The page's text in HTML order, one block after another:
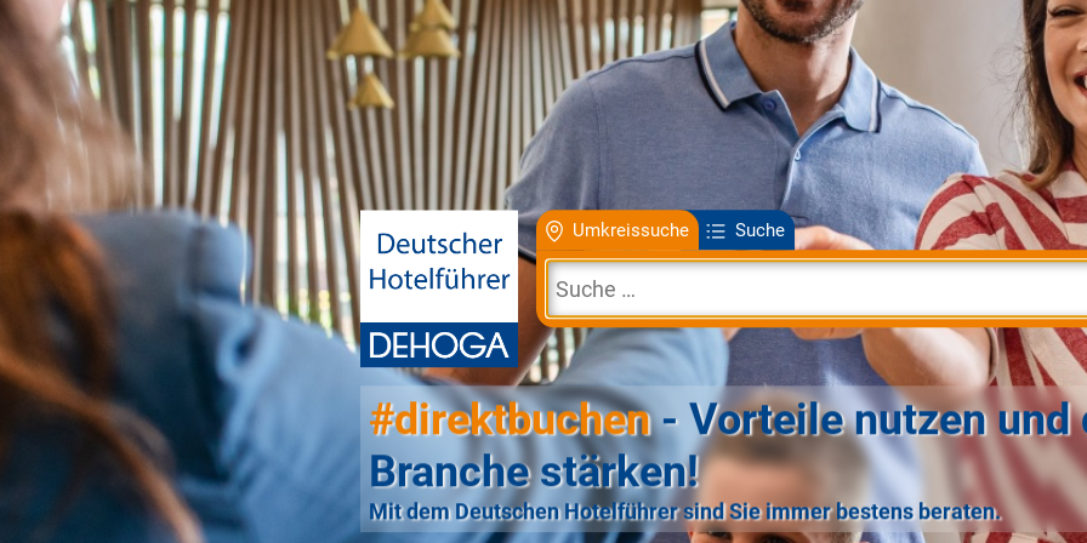
Umkreissuche Suche
#direktbuchen- Vorteile nutzen und
Branche stärken!
Mit dem Deutschen Hotelführer sind Sie immer bestens beraten.